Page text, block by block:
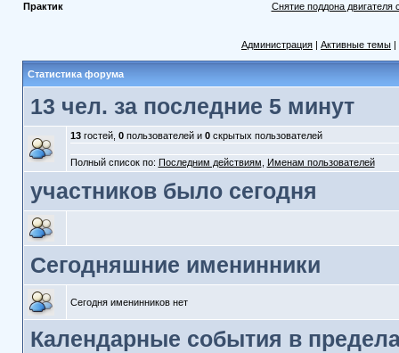
Практик Снятие поддона двигателя
Администрация Активные темы
Статистика форума
13 чел. за последние 5 минут
13гостей, 0пользователей и 0скрытых пользователей
Полный список по: Последним действиям Именам пользователей
участников было сегодня
Сегодняшние именинники
Сегодня именинников нет
Календарные события в